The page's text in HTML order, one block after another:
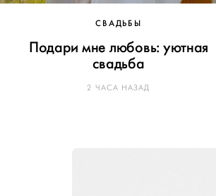
СВАДЬБЫ
Подари мне любовь: уютная
свадьба
2 ЧАСА НАЗАД